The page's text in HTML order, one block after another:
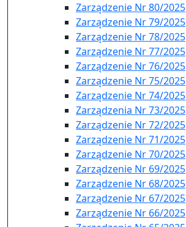
Zarządzenie Nr 80/2025
Zarządzenie Nr 79/2025
Zarządzenie Nr 78/2025
Zarządzenie Nr 77/2025
Zarządzenie Nr 76/2025
Zarządzenie Nr 75/2025
Zarządzenie Nr 74/2025
Zarządzenia Nr 73/2025
Zarządzenie Nr 72/2025
Zarządzenie Nr 71/2025
Zarządzenie Nr 70/2025
Zarządzenie Nr 69/2025
Zarządzenie Nr 68/2025
Zarządzenie Nr 67/2025
Zarządzenie Nr 66/2025